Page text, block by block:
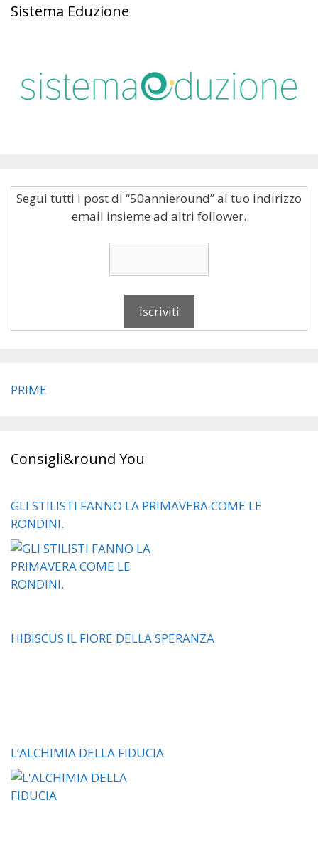
Sistema Eduzione
Segui tutti i post di “50annieround” al tuo indirizzo
email insieme ad altri follower.
PRIME
Consigli&round You
GLI STILISTI FANNO LA PRIMAVERA COME LE
RONDINI.
HIBISCUS IL FIORE DELLA SPERANZA
L’ALCHIMIA DELLA FIDUCIA